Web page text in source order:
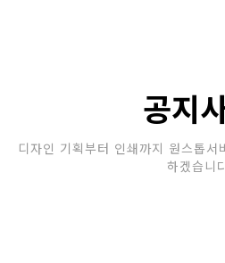
공지
디자인 기획부터 인쇄까지 원스톱
하겠습니